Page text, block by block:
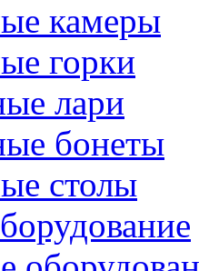
камеры
горки
лари
бонеты
столы